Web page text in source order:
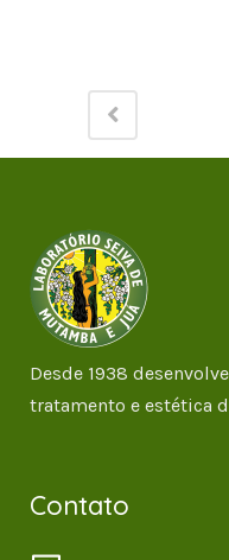
Desde 1938
tratamento e estética
Contato